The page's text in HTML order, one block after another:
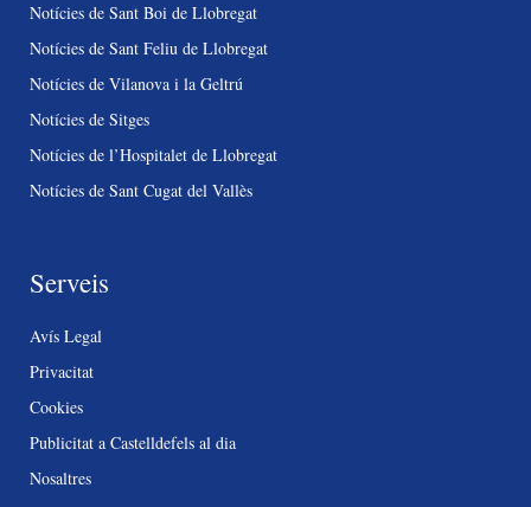
Notícies de Sant Boi de Llobregat
Notícies de Sant Feliu de Llobregat
Notícies de Vilanova i la Geltrú
Notícies de Sitges
Notícies de l’Hospitalet de Llobregat
Notícies de Sant Cugat del Vallès
Serveis
Avís Legal
Privacitat
Cookies
Publicitat a Castelldefels al dia
Nosaltres